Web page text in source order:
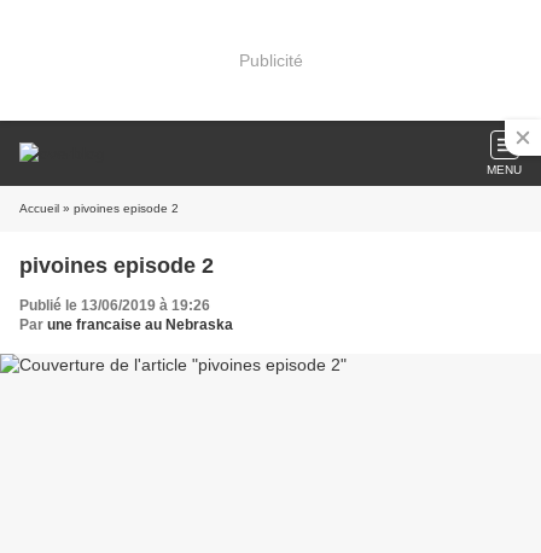
Publicité
MENU
Accueil » pivoines episode 2
pivoines episode 2
Publié le 13/06/2019 à 19:26
Par une francaise au Nebraska